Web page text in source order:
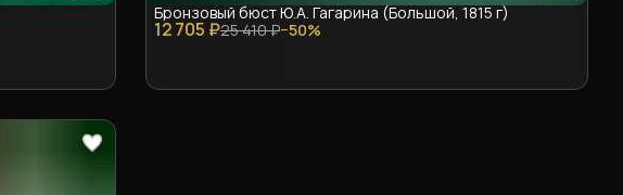
12 705 ₽25 410 ₽−50%
Бронзовый бюст Ю.А. Гагарина (Большой, 1815 г)